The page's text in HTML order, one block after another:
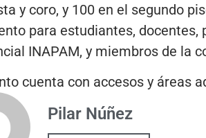
y coro, y 100 en el segundo
para estudiantes, docentes,
INAPAM, y miembros de la
cuenta con accesos y áreas
Pilar Núñez